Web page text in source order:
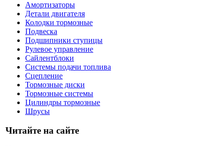
Амортизаторы
Детали двигателя
Колодки тормозные
Подвеска
Подшипники ступицы
Рулевое управление
Сайлентблоки
Системы подачи топлива
Сцепление
Тормозные диски
Тормозные системы
Цилиндры тормозные
Шрусы
Читайте на сайте